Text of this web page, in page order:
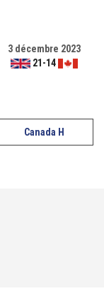
3 décembre 2023
21-14
Canada H